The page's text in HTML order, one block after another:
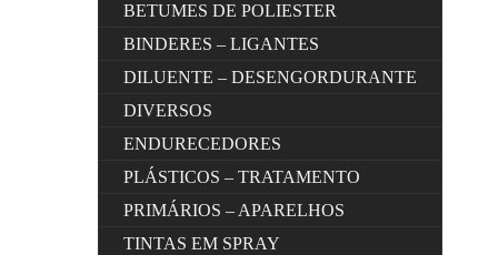
BETUMES DE POLIESTER
BINDERES – LIGANTES
DILUENTE – DESENGORDURANTE
DIVERSOS
ENDURECEDORES
PLÁSTICOS – TRATAMENTO
PRIMÁRIOS – APARELHOS
TINTAS EM SPRAY